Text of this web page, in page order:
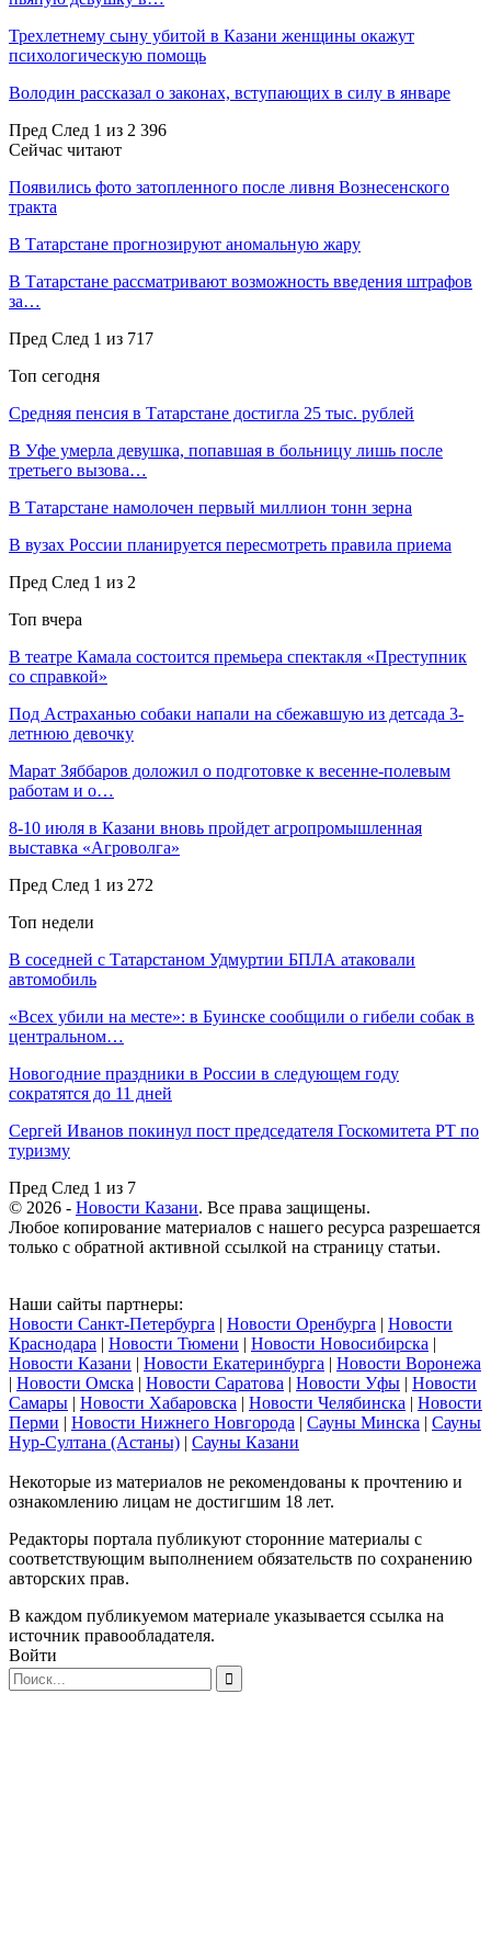
Трехлетнему сыну убитой в Казани женщины окажут
психологическую помощь
Володин рассказал о законах, вступающих в силу в январе
Пред След 1 из 2 396
Сейчас читают
Появились фото затопленного после ливня Вознесенского
тракта
В Татарстане прогнозируют аномальную жару
В Татарстане рассматривают возможность введения штрафов
за…
Пред След 1 из 717
Топ сегодня
Средняя пенсия в Татарстане достигла 25 тыс. рублей
В Уфе умерла девушка, попавшая в больницу лишь после
третьего вызова…
В Татарстане намолочен первый миллион тонн зерна
В вузах России планируется пересмотреть правила приема
Пред След 1 из 2
Топ вчера
В театре Камала состоится премьера спектакля «Преступник
со справкой»
Под Астраханью собаки напали на сбежавшую из детсада 3-
летнюю девочку
Марат Зяббаров доложил о подготовке к весенне-полевым
работам и о…
8-10 июля в Казани вновь пройдет агропромышленная
выставка «Агроволга»
Пред След 1 из 272
Топ недели
В соседней с Татарстаном Удмуртии БПЛА атаковали
автомобиль
«Всех убили на месте»: в Буинске сообщили о гибели собак в
центральном…
Новогодние праздники в России в следующем году
сократятся до 11 дней
Сергей Иванов покинул пост председателя Госкомитета РТ по
туризму
Пред След 1 из 7
© 2026 - Новости Казани. Все права защищены.
Любое копирование материалов с нашего ресурса разрешается
только с обратной активной ссылкой на страницу статьи.
Наши сайты партнеры:
Новости Санкт-Петербурга | Новости Оренбурга | Новости
Краснодара | Новости Тюмени | Новости Новосибирска |
Новости Казани | Новости Екатеринбурга | Новости Воронежа
| Новости Омска | Новости Саратова | Новости Уфы | Новости
Самары | Новости Хабаровска | Новости Челябинска | Новости
Перми | Новости Нижнего Новгорода | Сауны Минска | Сауны
Нур-Султана (Астаны) | Сауны Казани
Некоторые из материалов не рекомендованы к прочтению и
ознакомлению лицам не достигшим 18 лет.
Редакторы портала публикуют сторонние материалы с
соответствующим выполнением обязательств по сохранению
авторских прав.
В каждом публикуемом материале указывается ссылка на
источник правообладателя.
Войти